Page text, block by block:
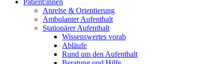
Patient:innen
Anreise & Orientierung
Ambulanter Aufenthalt
Stationärer Aufenthalt
Wissenswertes vorab
Abläufe
Rund um den Aufenthalt